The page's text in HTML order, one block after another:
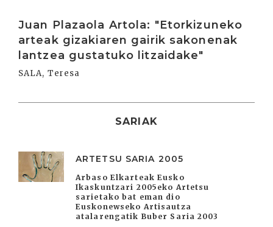
Juan Plazaola Artola: "Etorkizuneko
arteak gizakiaren gairik sakonenak
lantzea gustatuko litzaidake"
SALA, Teresa
SARIAK
ARTETSU SARIA 2005
Arbaso Elkarteak Eusko
Ikaskuntzari 2005eko Artetsu
sarietako bat eman dio
Euskonewseko Artisautza
atalarengatik Buber Saria 2003